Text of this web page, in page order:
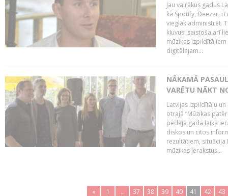
Jau vairākus gadus
kā Spotify, Deezer,
vieglāk administrēt.
kļuvusi saistoša arī
mūzikas
digitālajam...
NĀKAMĀ
VARĒTU NĀKT
Latvijas Izpildītāju
otrajā “Mūzikas
pēdējā gada laikā
diskos un citos
rezultātiem, situācija
mūzikas ierakstus...
« 1 .. 37 38 39 40 41 42 43